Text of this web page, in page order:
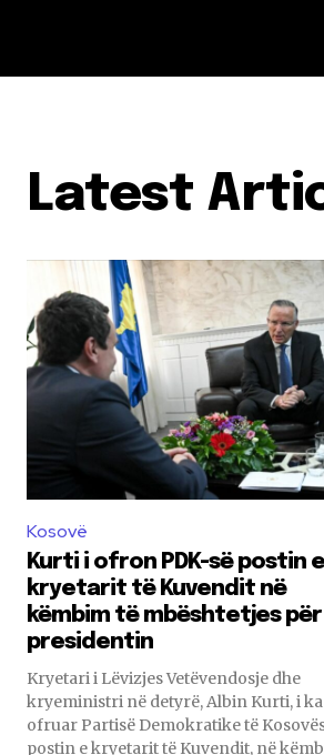
Latest
Kosovë
Kurti i ofron PDK-së postin e
kryetarit të Kuvendit në
këmbim të mbështetjes për
presidentin
Kryetari i Lëvizjes Vetëvendosje dhe
kryeministri në detyrë, Albin Kurti, i ka
ofruar Partisë Demokratike të
postin e kryetarit të Kuvendit, në